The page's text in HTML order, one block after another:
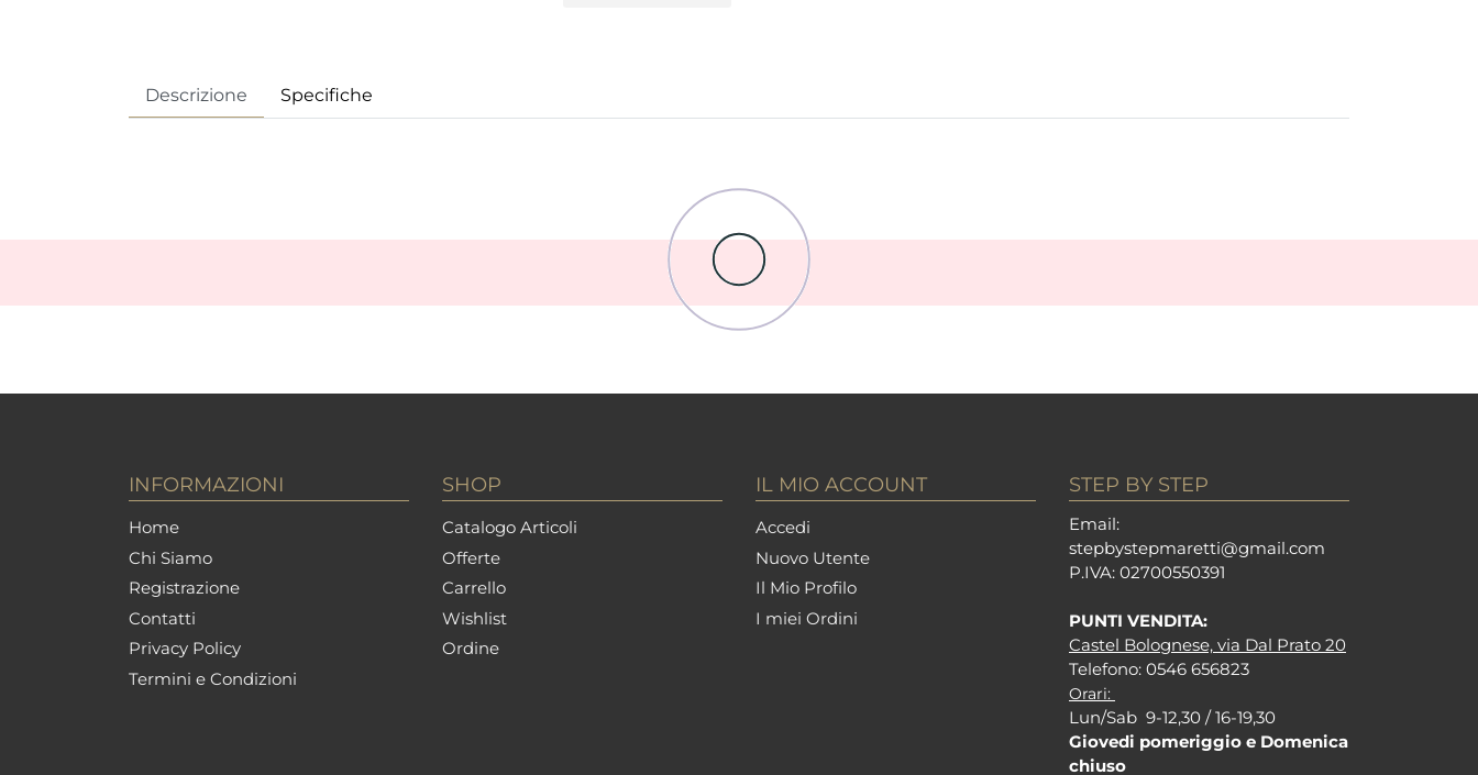
Descrizione Specifiche
INFORMAZIONI
Home
Chi Siamo
Registrazione
Contatti
Privacy Policy
Termini e Condizioni
SHOP
Catalogo Articoli
Offerte
Carrello
Wishlist
Ordine
IL MIO ACCOUNT
Accedi
Nuovo Utente
Il Mio Profilo
I miei Ordini
STEP BY STEP
Email:
stepbystepmaretti@gmail.com
P.IVA: 02700550391
PUNTI VENDITA:
Castel Bolognese, via Dal Prato 20
Telefono: 0546 656823
Orari:
Lun/Sab 9-12,30 / 16-19,30
Giovedi pomeriggio e Domenica
chiuso